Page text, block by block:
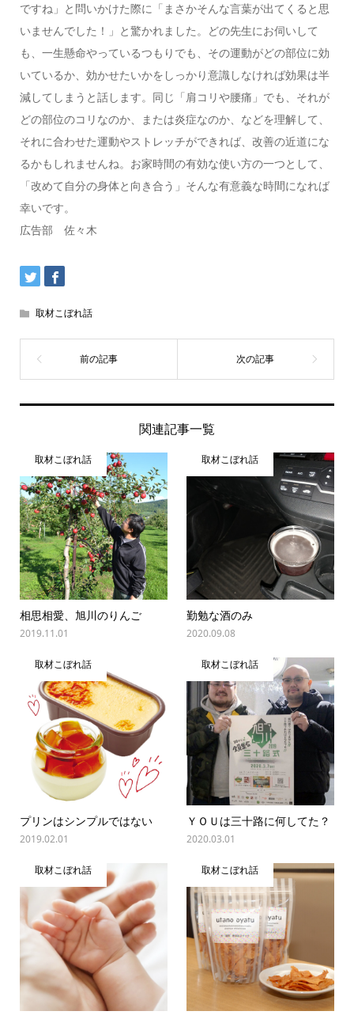
ですね」と問いかけた際に「まさかそんな言葉が出てくると思
いませんでした！」と驚かれました。どの先生にお伺いして
も、一生懸命やっているつもりでも、その運動がどの部位に効
いているか、効かせたいかをしっかり意識しなければ効果は半
減してしまうと話します。同じ「肩コリや腰痛」でも、それが
どの部位のコリなのか、または炎症なのか、などを理解して、
それに合わせた運動やストレッチができれば、改善の近道にな
るかもしれませんね。お家時間の有効な使い方の一つとして、
「改めて自分の身体と向き合う」そんな有意義な時間になれば
幸いです。
広告部 佐々木
取材こぼれ話
関連記事一覧
取材こぼれ話
相思相愛、旭川のりんご
2019.11.01
取材こぼれ話
勤勉な酒のみ
2020.09.08
取材こぼれ話
プリンはシンプルではない
2019.02.01
取材こぼれ話
ＹＯＵは三十路に何してた？
2020.03.01
取材こぼれ話 取材こぼれ話